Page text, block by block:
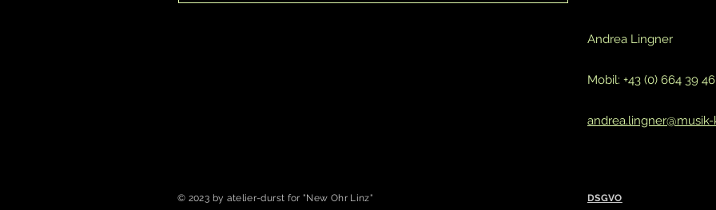
Andrea Lingner
Mobil: +43 (0) 664 39
© 2023 by atelier-durst for "New Ohr Linz" DSGVO